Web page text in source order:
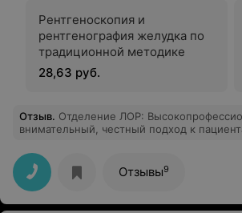
Рентгеноскопия и
рентгенография желудка по
традиционной методике
28,63 руб.
Отзыв. Отделение ЛОР:
внимательный, честный подход к
работа команды отделения, реальная
здоровье людей и вежливое отношение
очень благоприятное впечатление.
успехов коллективу данного отделения и
Рекомендую.
Отзывы9